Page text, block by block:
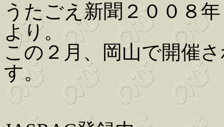
うたごえ新聞２００８
より。
この２月、岡山で開催
す。